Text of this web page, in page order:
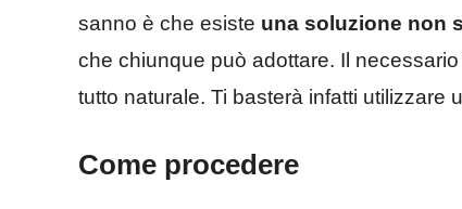
sanno è che esiste una soluzione non
che chiunque può adottare. Il
tutto naturale. Ti basterà infatti utilizzare
Come procedere